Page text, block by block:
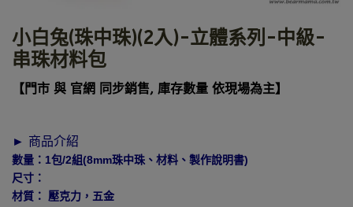
小白兔(珠中珠)(2入)-立體系列-中級-
串珠材料包
【門市 與 官網 同步銷售, 庫存數量 依現場為主】
► 商品介紹
數量：1包/2組(8mm珠中珠、材料、製作說明書)
尺寸：
材質： 壓克力，五金